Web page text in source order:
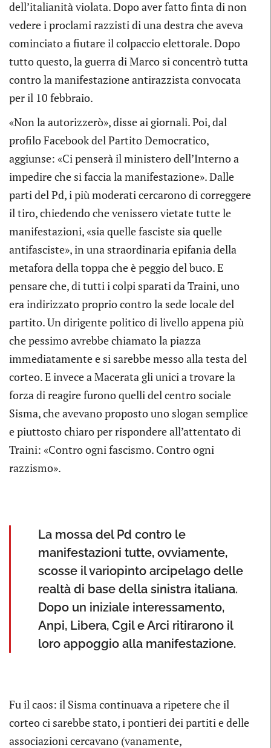
dell’italianità violata. Dopo aver fatto finta di non
vedere i proclami razzisti di una destra che aveva
cominciato a fiutare il colpaccio elettorale. Dopo
tutto questo, la guerra di Marco si concentrò tutta
contro la manifestazione antirazzista convocata
per il 10 febbraio.
«Non la autorizzerò», disse ai giornali. Poi, dal
profilo Facebook del Partito Democratico,
aggiunse: «Ci penserà il ministero dell’Interno a
impedire che si faccia la manifestazione». Dalle
parti del Pd, i più moderati cercarono di correggere
il tiro, chiedendo che venissero vietate tutte le
manifestazioni, «sia quelle fasciste sia quelle
antifasciste», in una straordinaria epifania della
metafora della toppa che è peggio del buco. E
pensare che, di tutti i colpi sparati da Traini, uno
era indirizzato proprio contro la sede locale del
partito. Un dirigente politico di livello appena più
che pessimo avrebbe chiamato la piazza
immediatamente e si sarebbe messo alla testa del
corteo. E invece a Macerata gli unici a trovare la
forza di reagire furono quelli del centro sociale
Sisma, che avevano proposto uno slogan semplice
e piuttosto chiaro per rispondere all’attentato di
Traini: «Contro ogni fascismo. Contro ogni
razzismo».
La mossa del Pd contro le
manifestazioni tutte, ovviamente,
scosse il variopinto arcipelago delle
realtà di base della sinistra italiana.
Dopo un iniziale interessamento,
Anpi, Libera, Cgil e Arci ritirarono il
loro appoggio alla manifestazione.
Fu il caos: il Sisma continuava a ripetere che il
corteo ci sarebbe stato, i pontieri dei partiti e delle
associazioni cercavano (vanamente,